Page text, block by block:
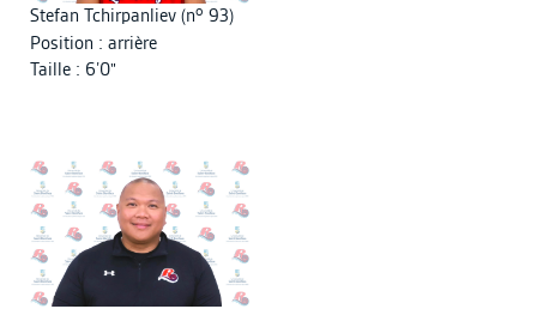
Stefan Tchirpanliev (no 93)
Position : arrière
Taille : 6’0"